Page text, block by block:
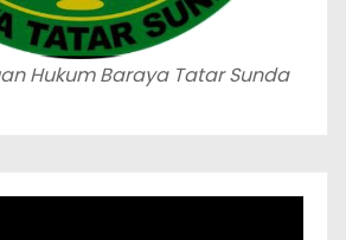
Hukum Baraya Tatar Sunda